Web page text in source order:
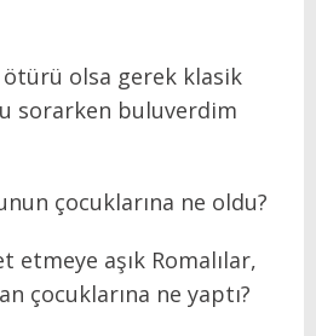
olsa gerek klasik
sorarken buluverdim
çocuklarına ne oldu?
etmeye aşık Romalılar,
çocuklarına ne yaptı?